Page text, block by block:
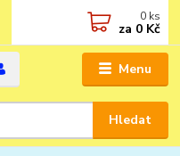
Menu
Hledat
0 ks
za 0 Kč